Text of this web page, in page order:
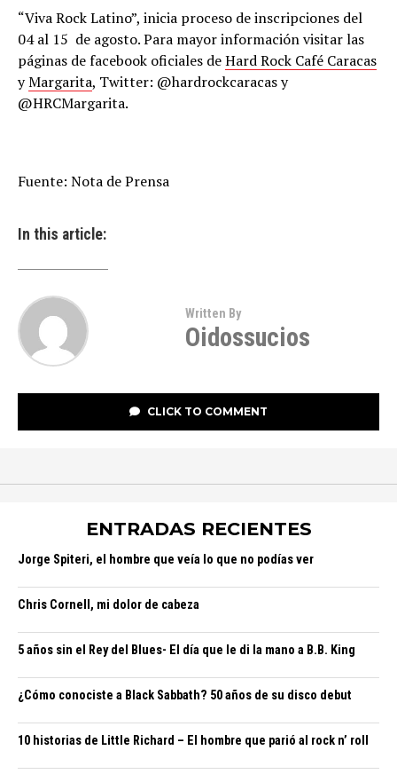
“Viva Rock Latino”, inicia proceso de inscripciones del
04 al 15 de agosto. Para mayor información visitar las
páginas de facebook oficiales deHard Rock Café Caracas
yMargarita, Twitter: @hardrockcaracas y
@HRCMargarita.
Fuente: Nota de Prensa
In this article:
Written By
Oidossucios
CLICK TO COMMENT
ENTRADAS RECIENTES
Jorge Spiteri, el hombre que veía lo que no podías ver
Chris Cornell, mi dolor de cabeza
5 años sin el Rey del Blues- El día que le di la mano a B.B. King
¿Cómo conociste a Black Sabbath? 50 años de su disco debut
10 historias de Little Richard – El hombre que parió al rock n’ roll